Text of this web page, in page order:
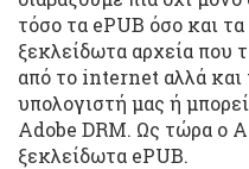
τόσο τα ePUB όσο και
ξεκλείδωτα αρχεία που
από το internet αλλά και
υπολογιστή μας ή
Adobe DRM. Ως τώρα ο
ξεκλείδωτα ePUB.